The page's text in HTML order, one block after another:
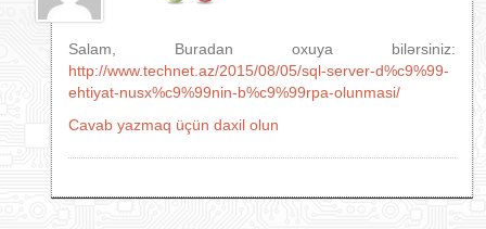
Salam, Buradan oxuya bilərsiniz:
http://www.technet.az/2015/08/05/sql-server-d%c9%99-
ehtiyat-nusx%c9%99nin-b%c9%99rpa-olunmasi/
Cavab yazmaq üçün daxil olun